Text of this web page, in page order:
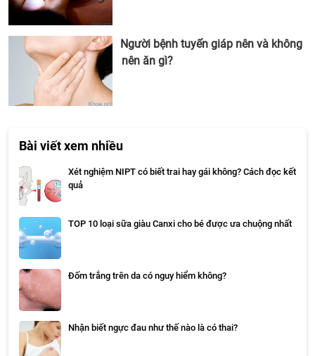
Người bệnh tuyến giáp nên và không
nên ăn gì?
Bài viết xem nhiều
Xét nghiệm NIPT có biết trai hay gái không? Cách đọc kết
quả
TOP 10 loại sữa giàu Canxi cho bé được ưa chuộng nhất
Đốm trắng trên da có nguy hiểm không?
Nhận biết ngực đau như thế nào là có thai?